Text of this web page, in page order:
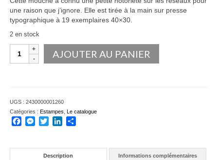
une raison que j’ignore. Elle est tirée à la main sur presse
typographique à 19 exemplaires 40×30.
2 en stock
quantité
AJOUTER AU PANIER
UGS : 2430000001260
Catégories : Estampes Le catalogue
Facebook
Messenger
TwitterLinkedIn
Description Informations complémentaires